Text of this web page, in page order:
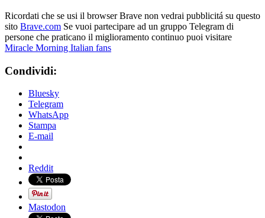
Ricordati che se usi il browser Brave non vedrai pubblicitá su questo
sito Brave.com Se vuoi partecipare ad un gruppo Telegram di
persone che praticano il miglioramento continuo puoi visitare
Miracle Morning Italian fans
Condividi:
Bluesky
Telegram
WhatsApp
Stampa
E-mail
Reddit
Mastodon